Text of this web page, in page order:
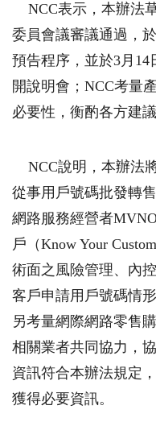
NCC表示，本辦法
委員會議審議通過，
預告程序，並於3月
開說明會；NCC考量
必要性，衡酌各方建
NCC說明，本辦法
從事用戶號碼批發轉
網路服務經營者
戶（Know Your
術面之風險管理、內
客戶申請用戶號碼情
另考量網際網路零售
相關業者共同協力，
資訊符合本辦法規定
獲得必要資訊。